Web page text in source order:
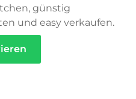
günstig
und easy verkaufen.